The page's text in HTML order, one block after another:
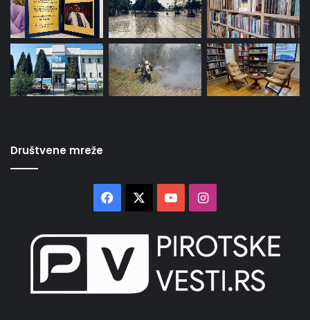
Društvene mreže
Facebook YouTubeInstagram